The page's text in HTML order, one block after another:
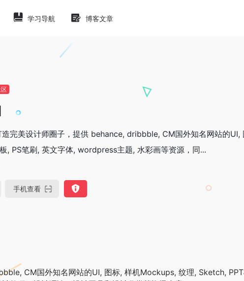
学习导航 博客文章
造完美设计师圈子，提供 behance, dribbble, CM国外知名网站的
, PS笔刷, 英文字体, wordpress主题, 水彩画等资源，同...
手机查看
CM国外知名网站的UI, 图标, 样机Mockups, 纹理, Sketch,